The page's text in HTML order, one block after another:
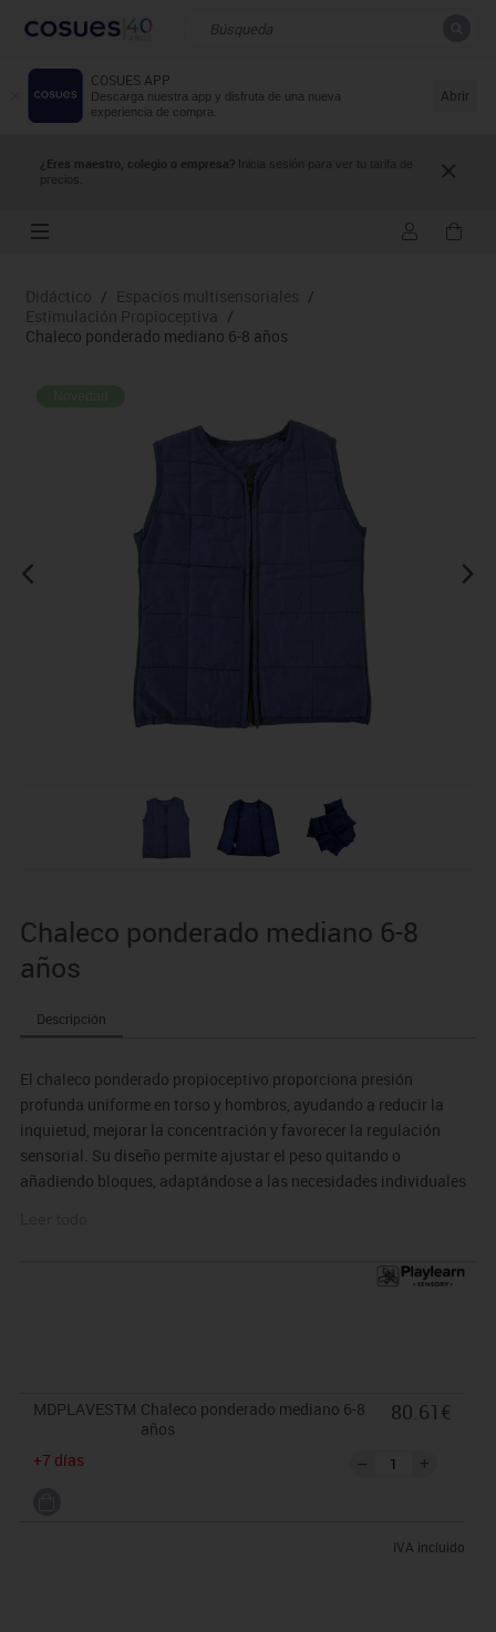
COSUES APP
Descarga nuestra app y disfruta de una nueva
experiencia de compra.
Abrir
¿Eres maestro, colegio o empresa? Inicia sesión para ver tu tarifa de
precios.
Resultados de la búsqueda
Didáctico / Espacios multisensoriales /
Estimulación Propioceptiva /
Chaleco ponderado mediano 6-8 años
Chaleco ponderado mediano 6-8
años
Descripción
El chaleco ponderado propioceptivo proporciona presión
profunda uniforme en torso y hombros, ayudando a reducir la
inquietud, mejorar la concentración y favorecer la regulación
sensorial. Su diseño permite ajustar el peso quitando o
añadiendo bloques, adaptándose a las necesidades individuales
MDPLAVESTM Chaleco ponderado mediano 6-8
años
+7 días
80.61€
IVA incluido